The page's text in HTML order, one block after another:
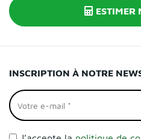
ESTIMER
INSCRIPTION À NOTRE